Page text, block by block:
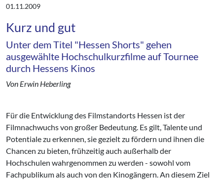
01.11.2009
Kurz und gut
Unter dem Titel "Hessen Shorts" gehen
ausgewählte Hochschulkurzfilme auf Tournee
durch Hessens Kinos
Von Erwin Heberling
Für die Entwicklung des Filmstandorts Hessen ist der
Filmnachwuchs von großer Bedeutung. Es gilt, Talente und
Potentiale zu erkennen, sie gezielt zu fördern und ihnen die
Chancen zu bieten, frühzeitig auch außerhalb der
Hochschulen wahrgenommen zu werden - sowohl vom
Fachpublikum als auch von den Kinogängern. An diesem Ziel